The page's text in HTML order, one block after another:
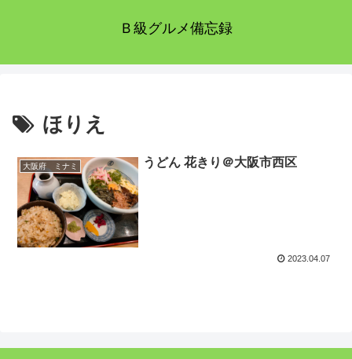
Ｂ級グルメ備忘録
ほりえ
大阪府 ミナミ うどん 花きり＠大阪市西区
2023.04.07